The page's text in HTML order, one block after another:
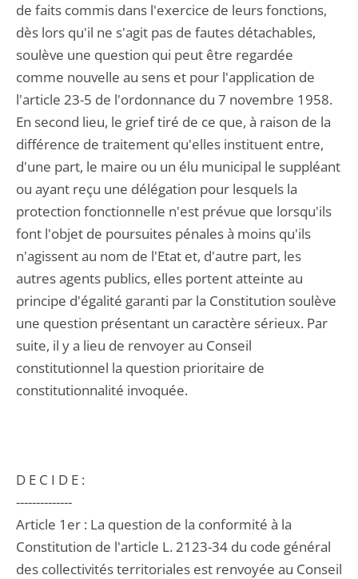
de faits commis dans l'exercice de leurs fonctions,
dès lors qu'il ne s'agit pas de fautes détachables,
soulève une question qui peut être regardée
comme nouvelle au sens et pour l'application de
l'article 23-5 de l'ordonnance du 7 novembre 1958.
En second lieu, le grief tiré de ce que, à raison de la
différence de traitement qu'elles instituent entre,
d'une part, le maire ou un élu municipal le suppléant
ou ayant reçu une délégation pour lesquels la
protection fonctionnelle n'est prévue que lorsqu'ils
font l'objet de poursuites pénales à moins qu'ils
n'agissent au nom de l'Etat et, d'autre part, les
autres agents publics, elles portent atteinte au
principe d'égalité garanti par la Constitution soulève
une question présentant un caractère sérieux. Par
suite, il y a lieu de renvoyer au Conseil
constitutionnel la question prioritaire de
constitutionnalité invoquée.
D E C I D E :
--------------
Article 1er : La question de la conformité à la
Constitution de l'article L. 2123-34 du code général
des collectivités territoriales est renvoyée au Conseil